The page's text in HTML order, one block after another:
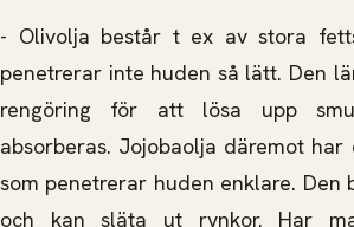
- Olivolja består t ex av stora
penetrerar inte huden så lätt. Den
rengöring för att lösa upp
absorberas. Jojobaolja däremot
som penetrerar huden enklare. Den
och kan släta ut rynkor. Har